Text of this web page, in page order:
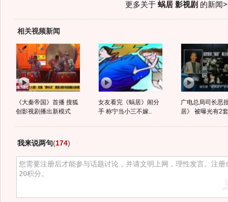
更多关于 蜗居 影视剧 的新闻
相关视频新闻
《大秦帝国》首播 搜狐
创影视剧播出新模式
女友看完《蜗居》闹分
手 称宁当小三不嫁..
广电总局司长恶
居》 被曝光有2
我来说两句(174)